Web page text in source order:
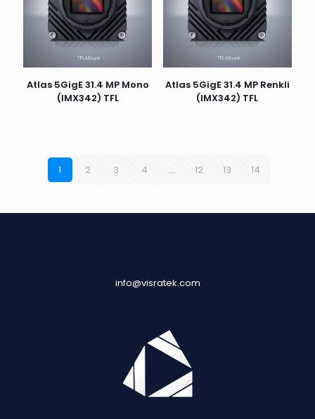
Atlas 5GigE 31.4 MP Mono
(IMX342) TFL
Atlas 5GigE 31.4 MP Renkli
(IMX342) TFL
1 2 3 4 … 12 13 14
info@visratek.com